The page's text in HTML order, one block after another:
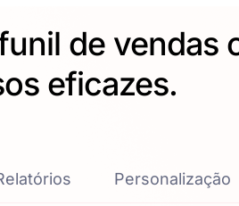
de vendas
eficazes.
Personalização